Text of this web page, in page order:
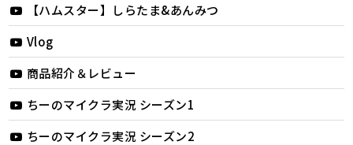
【ハムスター】しらたま&あんみつ
Vlog
商品紹介＆レビュー
ちーのマイクラ実況 シーズン1
ちーのマイクラ実況 シーズン2